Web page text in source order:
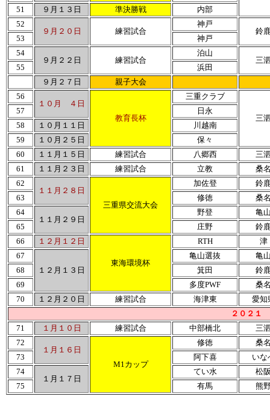
51
９月１３日 準決勝戦
内部
52
９月２０日
練習試合
神戸
鈴
53
神戸
54
９月２２日
練習試合
泊山
三
55
浜田
９月２７日
親子大会
56
１０月 ４日
教育長杯
三重クラブ
三
57
日永
58
１０月１１日
川越南
59
１０月２５日
保々
60
１１月１５日 練習試合 八郷西
三
61
１１月２３日 練習試合 立教
桑
62
１１月２８日
三重県交流大会
加佐登
鈴
63
修徳
桑
64
１１月２９日
野登
亀
65
庄野
鈴
66
１２月１２日
東海環境杯
RTH
津
67
１２月１３日
亀山選抜
亀
68
箕田
鈴
69
多度PWF
桑
70
１２月２０日 練習試合 海津東
愛知
２０２１
71
１月１０日 練習試合 中部橋北
三
72
１月１６日
M1カップ
修徳
桑
73
阿下喜
いな
74
１月１７日
てい水
松
75
有馬 熊